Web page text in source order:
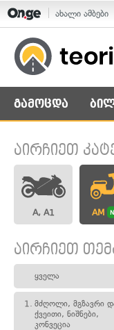
ახალი ამბები
გამოცდა
აირჩიეთ
A, A1 AM
აირჩიეთ
ყველა
1. მძღოლი, მგზავრი
ქვეითი, ნიშნები,
კონვეცია